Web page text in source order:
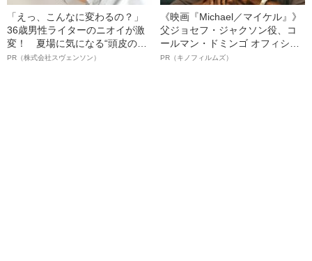
「えっ、こんなに変わるの？」
36歳男性ライターのニオイが激
変！ 夏場に気になる“頭皮のニ
オイ”や“ベタつき”を解消す
PR（株式会社スヴェンソン）
《映画『Michael／マイケル』》
父ジョセフ・ジャクソン役、コ
ールマン・ドミンゴ オフィシャ
ルインタビュー“観客を魅了した
PR（キノフィルムズ）